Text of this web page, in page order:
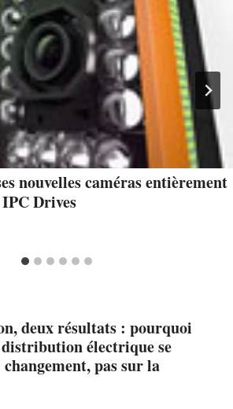
nouvelles caméras entièrement
Drives
deux résultats : pourquoi
électrique se
pas sur la